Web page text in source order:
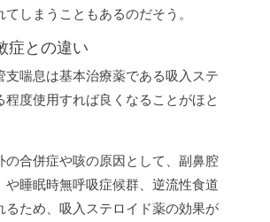
しまうこともあるのだそう。
症との違い
支喘息は基本治療薬である吸入ステ
程度使用すれば良くなることがほと
の合併症や咳の原因として、副鼻腔
や睡眠時無呼吸症候群、逆流性食道
るため、吸入ステロイド薬の効果が